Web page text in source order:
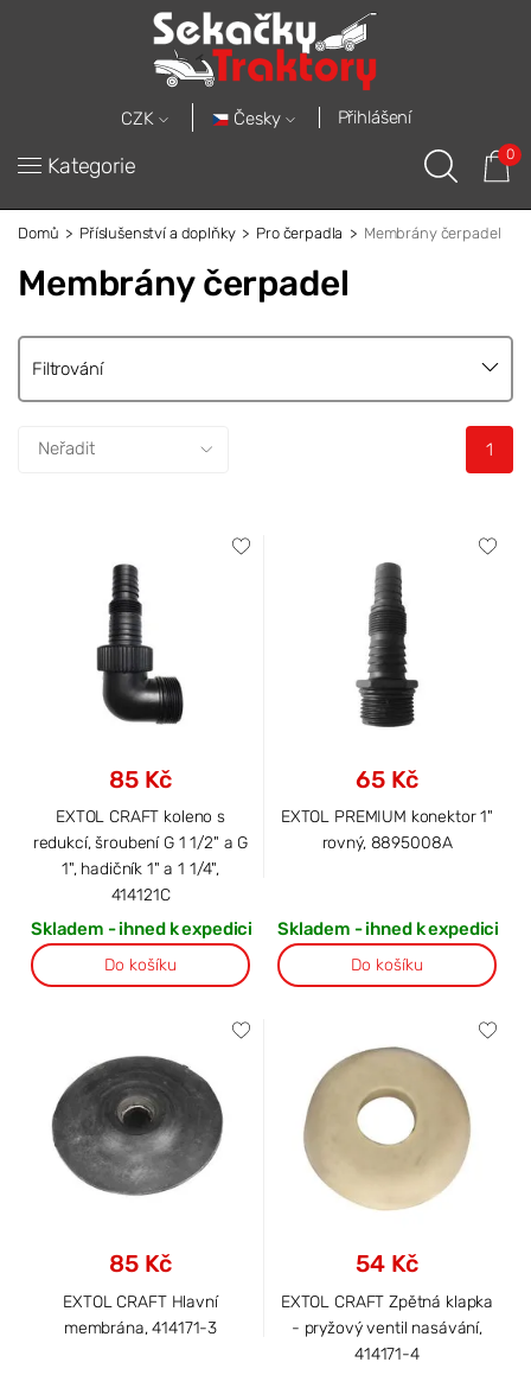
CZK Česky Přihlášení
Kategorie 0
Domů Příslušenství a doplňky Pro čerpadla Membrány čerpadel
Membrány čerpadel
Filtrování
1
85 Kč
EXTOL CRAFT koleno s
redukcí, šroubení G 1 1/2" a G
1", hadičník 1" a 1 1/4",
414121C
Skladem - ihned k expedici
Do košíku
65 Kč
EXTOL PREMIUM konektor 1"
rovný, 8895008A
Skladem - ihned k expedici
Do košíku
85 Kč
EXTOL CRAFT Hlavní
membrána, 414171-3
54 Kč
EXTOL CRAFT Zpětná klapka
- pryžový ventil nasávání,
414171-4